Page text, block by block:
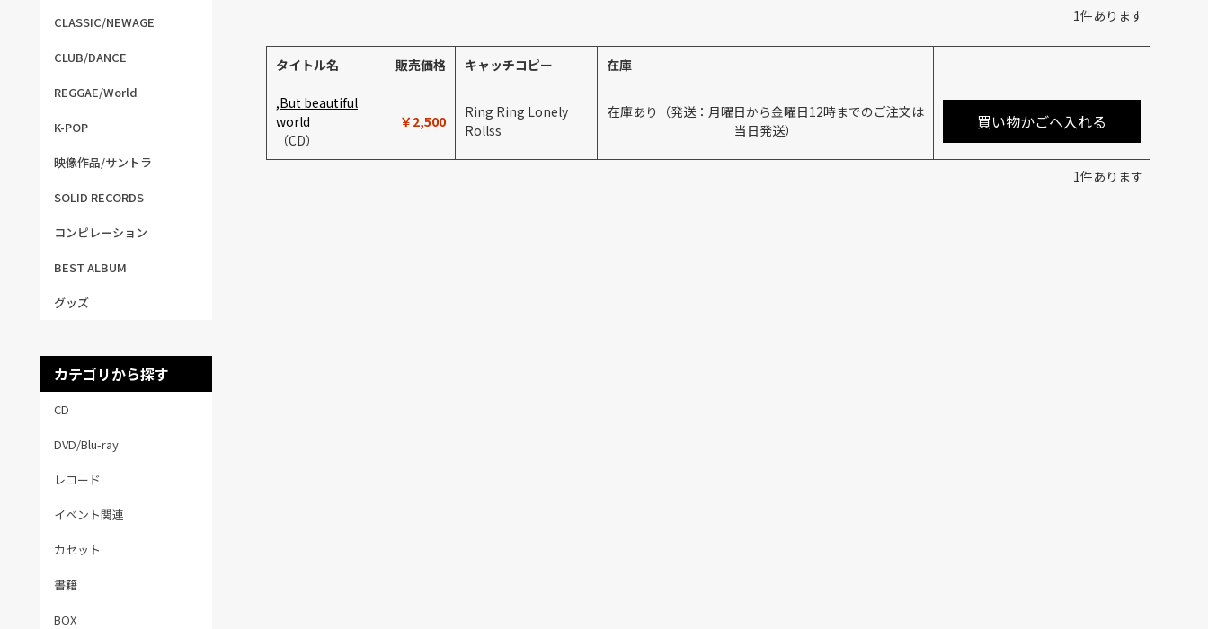
CLASSIC/NEWAGE
CLUB/DANCE
REGGAE/World
K-POP
映像作品/サントラ
SOLID RECORDS
コンピレーション
BEST ALBUM
グッズ
カテゴリから探す
CD
DVD/Blu-ray
レコード
イベント関連
カセット
書籍
BOX
1件あります
タイトル名 販売価格 キャッチコピー 在庫
,But beautiful
world
（CD）
￥2,500
Ring Ring Lonely
Rollss
在庫あり（発送：月曜日から金曜日12時までのご注文は
当日発送）
買い物かごへ入れる
1件あります